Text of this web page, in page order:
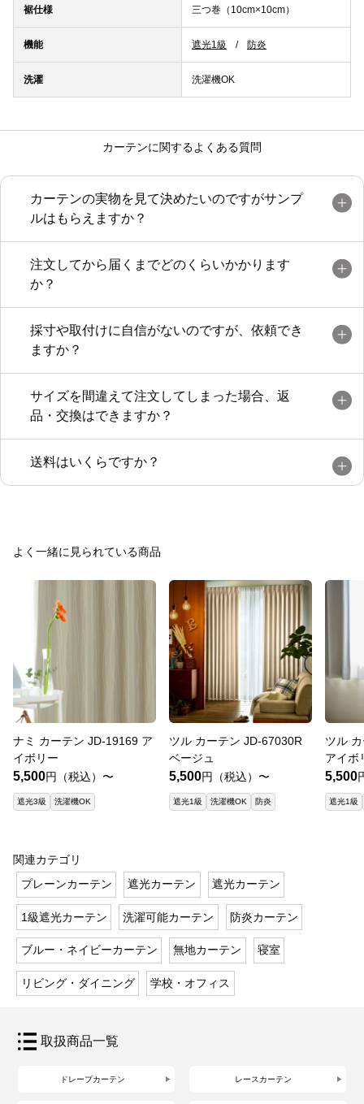
裾仕様 三つ巻（10cm×10cm）
機能 遮光1級 防炎
洗濯 洗濯機OK
カーテンに関するよくある質問
カーテンの実物を見て決めたいのですがサンプ
ルはもらえますか？
注文してから届くまでどのくらいかかります
か？
採寸や取付けに自信がないのですが、依頼でき
ますか？
サイズを間違えて注文してしまった場合、返
品・交換はできますか？
送料はいくらですか？
よく一緒に見られている商品
ナミ カーテン JD-19169 ア
イボリー
5,500円（税込）〜
遮光3級 洗濯機OK
ツル カーテン JD-67030R
ベージュ
5,500円（税込）〜
遮光1級 洗濯機OK 防炎
ツル
アイボ
5,500
遮光1級
関連カテゴリ
プレーンカーテン
遮光カーテン 遮光カーテン
1級遮光カーテン 洗濯可能カーテン 防炎カーテン
ブルー・ネイビーカーテン 無地カーテン 寝室
リビング・ダイニング 学校・オフィス
取扱商品一覧
ドレープカーテン レースカーテン